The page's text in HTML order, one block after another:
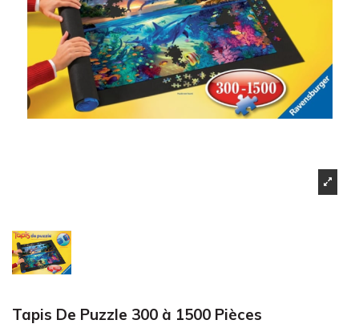
Tapis De Puzzle 300 à 1500 Pièces